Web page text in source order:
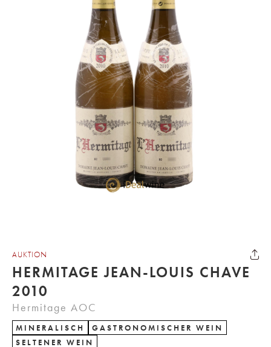
AUKTION
HERMITAGE JEAN-LOUIS CHAVE
2010
Hermitage AOC
MINERALISCH
GASTRONOMISCHER WEIN
SELTENER WEIN